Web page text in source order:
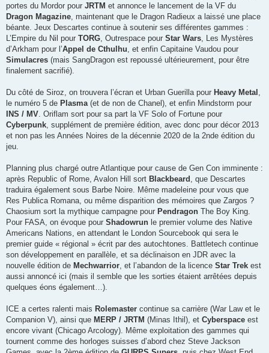
portes du Mordor pour JRTM et annonce le lancement de la VF du
Dragon Magazine , maintenant que le Dragon Radieux a laissé une place
béante. Jeux Descartes continue à soutenir ses différentes gammes :
L’Empire du Nil pour TORG , Outrespace pour Star Wars , Les Mystères
d’Arkham pour l’Appel de Cthulhu , et enfin Capitaine Vaudou pour
Simulacres (mais SangDragon est repoussé ultérieurement, pour être
finalement sacrifié).
Du côté de Siroz, on trouvera l’écran et Urban Guerilla pour Heavy Metal
le numéro 5 de Plasma (et de non de Chanel), et enfin Mindstorm pour
INS / MV . Oriflam sort pour sa part la VF Solo of Fortune pour
Cyberpunk , supplément de première édition, avec donc pour décor 2013
et non pas les Années Noires de la décennie 2020 de la 2nde édition du
jeu.
Planning plus chargé outre Atlantique pour cause de Gen Con imminente :
après Republic of Rome, Avalon Hill sort Blackbeard
, que Descartes
traduira également sous Barbe Noire. Même madeleine pour vous que
Res Publica Romana, ou même disparition des mémoires que Zargos ?
Chaosium sort la mythique campagne pour Pendragon The Boy King.
Pour FASA, on évoque pour Shadowrun le premier volume des Native
Americans Nations, en attendant le London Sourcebook qui sera le
premier guide « régional » écrit par des autochtones. Battletech continue
son développement en parallèle, et sa déclinaison en JDR avec la
nouvelle édition de Mechwarrior , et l’abandon de la licence Star Trek est
aussi annoncé ici (mais il semble que les sorties étaient arrêtées depuis
quelques éons également…).
ICE a certes ralenti mais Rolemaster continue sa carrière (War Law et le
Companion V), ainsi que MERP / JRTM (Minas Ithil), et Cyberspace est
encore vivant (Chicago Arcology). Même exploitation des gammes qui
tournent comme des horloges suisses d’abord chez Steve Jackson